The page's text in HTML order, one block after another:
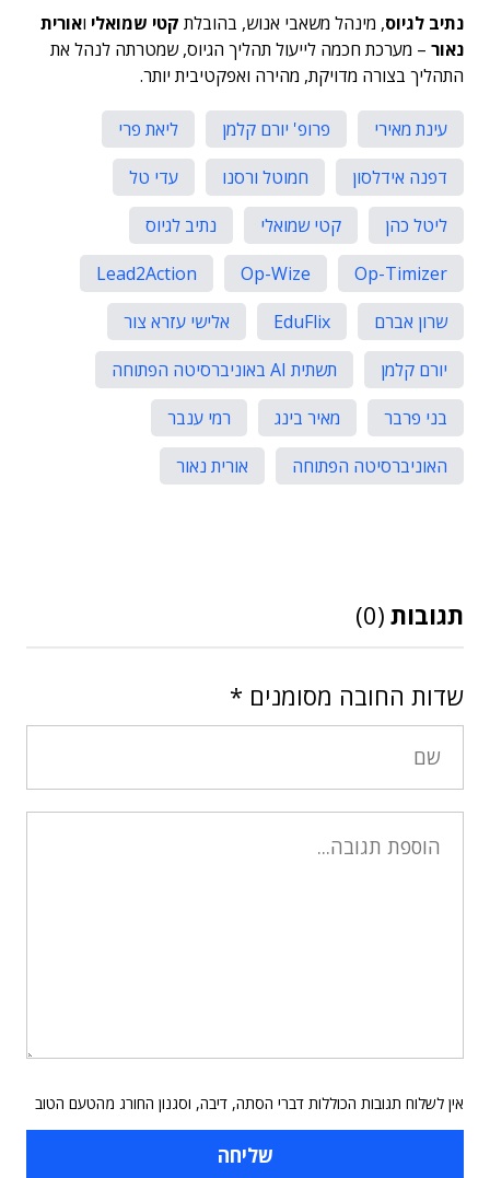
נתיב לגיוס, מינהל משאבי אנוש, בהובלת קטי שמואלי ואורית
נאור – מערכת חכמה לייעול תהליך הגיוס, שמטרתה לנהל את
התהליך בצורה מדויקת, מהירה ואפקטיבית יותר.
עינת מאירי פרופ' יורם קלמן
ליאת פרי
דפנה אידלסון
חמוטל ורסנו
עדי טל
ליטל כהן
קטי שמואלי
נתיב לגיוס
Op-Timizer
Op-Wize
Lead2Action
שרון אברם
EduFlix
אלישי עזרא צור
יורם קלמן
תשתית AI באוניברסיטה הפתוחה
בני פרבר
מאיר בינג
רמי ענבר
האוניברסיטה הפתוחה
אורית נאור
תגובות (0)
שדות החובה מסומנים *
אין לשלוח תגובות הכוללות דברי הסתה, דיבה, וסגנון החורג מהטעם הטוב